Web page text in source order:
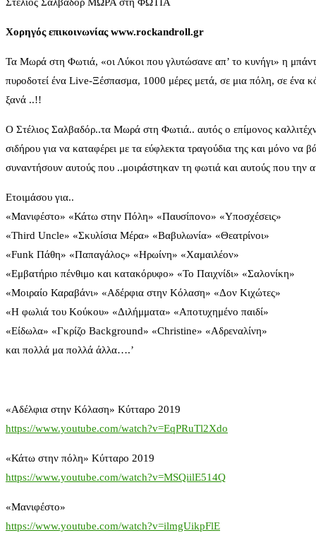
Χορηγός επικοινωνίας www.rockandroll.gr
Τα Μωρά στη Φωτιά, «οι Λύκοι που γλυτώσανε απ’ το κυνήγι» η
πυροδοτεί ένα Live-Ξέσπασμα, 1000 μέρες μετά, σε μια πόλη, σε ένα
ξανά ..!!
Ο Στέλιος Σαλβαδόρ..τα Μωρά στη Φωτιά.. αυτός ο επίμονος
σιδήρου για να καταφέρει με τα εύφλεκτα τραγούδια της και μόνο να
συναντήσουν αυτούς που ..μοιράστηκαν τη φωτιά και αυτούς που την
Ετοιμάσου για..
«Μανιφέστο» «Κάτω στην Πόλη» «Παυσίπονο» «Υποσχέσεις»
«Third Uncle» «Σκυλίσια Μέρα» «Βαβυλωνία» «Θεατρίνοι»
«Funk Πάθη» «Παπαγάλος» «Ηρωίνη» «Χαμαιλέον»
«Εμβατήριο πένθιμο και κατακόρυφο» «Το Παιχνίδι» «Σαλονίκη»
«Μοιραίο Καραβάνι» «Αδέρφια στην Κόλαση» «Δον Κιχώτες»
«Η φωλιά του Κούκου» «Διλήμματα» «Αποτυχημένο παιδί»
«Είδωλα» «Γκρίζο Background» «Christine» «Αδρεναλίνη»
και πολλά μα πολλά άλλα….’
«Αδέλφια στην Κόλαση» Κύτταρο 2019
https://www.youtube.com/watch?v=EqPRuTl2Xdo
«Κάτω στην πόλη» Κύτταρο 2019
https://www.youtube.com/watch?v=MSQiilE514Q
«Μανιφέστο»
https://www.youtube.com/watch?v=ilmgUikpFlE